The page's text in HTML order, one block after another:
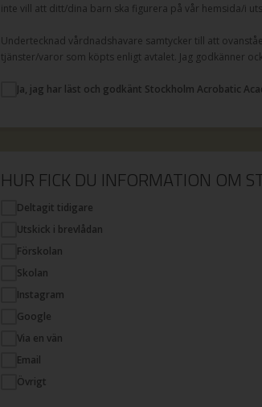
inte vill att ditt/dina barn ska figurera på vår hemsida/i
Undertecknad vårdnadshavare samtycker till att
tjänster/varor som köpts enligt avtalet. Jag godkänner
Ja, jag har läst och godkänt Stockholm Acrobatic
HUR FICK DU INFORMATION OM
Deltagit tidigare
Utskick i brevlådan
Förskolan
Skolan
Instagram
Google
Via en vän
Email
Övrigt